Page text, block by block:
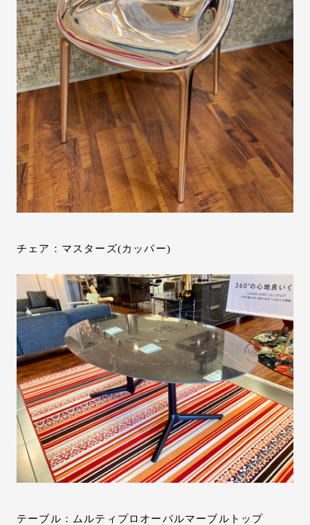
チェア：マスターズ(カッパー)
テーブル：ムルティプロオーバルマーブルトップ